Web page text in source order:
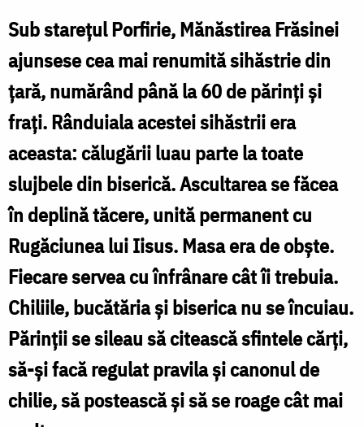
22
de
ani
de
bună
rânduială
a
obștii
la
Frăsinei
/
Foto:
Crina
Sub stareţul Porfirie, Mănăstirea Frăsinei
ajunsese cea mai renumită sihăstrie din
ţară, numărând până la 60 de părinţi şi
fraţi. Rânduiala acestei sihăstrii era
aceasta: călugării luau parte la toate
slujbele din biserică. Ascultarea se făcea
în deplină tăcere, unită permanent cu
Rugăciunea lui Iisus. Masa era de obşte.
Fiecare servea cu înfrânare cât îi trebuia.
Chiliile, bucătăria şi biserica nu se încuiau.
Părinţii se sileau să citească sfintele cărţi,
să-şi facă regulat pravila şi canonul de
chilie, să postească şi să se roage cât mai